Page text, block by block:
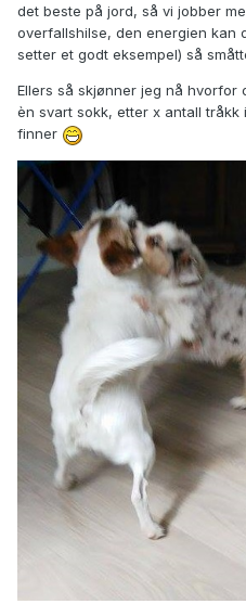
det beste på jord, så vi jobber
overfallshilse, den energien kan
setter et godt eksempel) så
Ellers så skjønner jeg nå hvorfor
èn svart sokk, etter x antall tråkk
finner